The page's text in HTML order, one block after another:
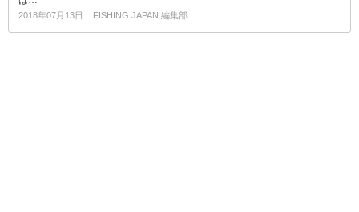
2018年07月13日 FISHING JAPAN 編集部